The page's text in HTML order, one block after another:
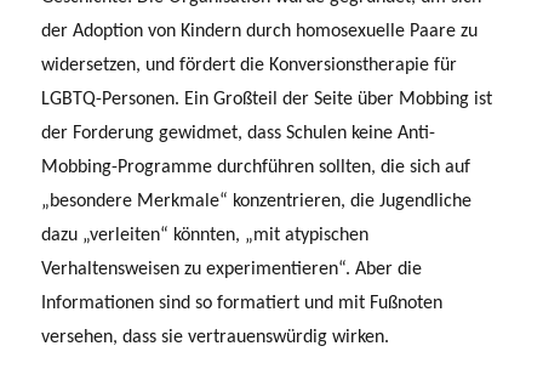
der Adoption von Kindern durch homosexuelle Paare zu
widersetzen, und fördert die Konversionstherapie für
LGBTQ-Personen. Ein Großteil der Seite über Mobbing ist
der Forderung gewidmet, dass Schulen keine Anti-
Mobbing-Programme durchführen sollten, die sich auf
„besondere Merkmale“ konzentrieren, die Jugendliche
dazu „verleiten“ könnten, „mit atypischen
Verhaltensweisen zu experimentieren“. Aber die
Informationen sind so formatiert und mit Fußnoten
versehen, dass sie vertrauenswürdig wirken.